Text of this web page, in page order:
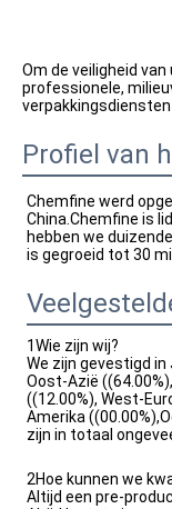
Om de veiligheid
professionele,
verpakkingsdiensten
Profiel van
Chemfine werd
China.Chemfine is
hebben we
is gegroeid tot 30
1Wie zijn wij?
We zijn gevestigd in
Oost-Azië
((12.00%), West-
Amerika
zijn in totaal
2Hoe kunnen we
Altijd een pre-